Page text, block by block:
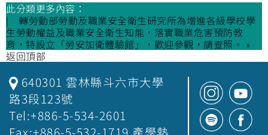
此分類更多內容：
轉勞動部勞動及職業安全衛生研究所為增進各級學校學
生勞動權益及職業安全衛生知能，落實職業危害預防教
育，特設立「勞安加衛體驗館」，歡迎參觀，請查照。 »
返回頂部
640301 雲林縣斗六市大學
路3段123號
Tel:+886-5-534-2601